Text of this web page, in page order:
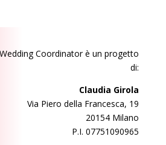
Coordinatorè un progetto
di:
Claudia Girola
Via Piero della Francesca, 19
20154 Milano
P.I. 07751090965